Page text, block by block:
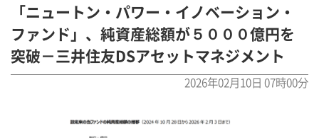
「ニュートン・パワー・イノベーション・
ファンド」、純資産総額が５０００億円を
突破－三井住友DSアセットマネジメント
2026年02月10日 07時00分